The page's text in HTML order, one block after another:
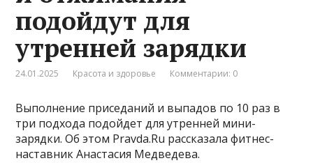
подойдут для
утренней зарядки
24.01.2025 Красота и здоровье Комментарии: 0
Выполнение приседаний и выпадов по 10 раз в
три подхода подойдет для утренней мини-
зарядки. Об этом Pravda.Ru рассказала фитнес-
наставник Анастасия Медведева.